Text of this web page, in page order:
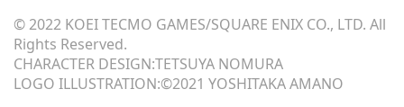
© 2022 KOEI TECMO GAMES/SQUARE ENIX CO., LTD. All
Rights Reserved.
CHARACTER DESIGN:TETSUYA NOMURA
LOGO ILLUSTRATION:©2021 YOSHITAKA AMANO